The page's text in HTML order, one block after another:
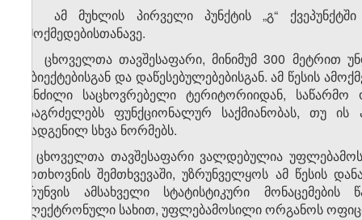
3. ამ მუხლის პირველი პუნქტის „გ“
ამოქმედებისთანავე.
4. ცხოველთა თავშესაფარი, მინიმუმ 300 მეტრით
ობიექტებისგან და დაწესებულებებისგან. ამ წესის
მანძილი საცხოვრებელი ტერიტორიიდან, საწარმო
გააგრძელებს ფუნქციონალურ საქმიანობას, თუ
დადგენილ სხვა ნორმებს.
5. ცხოველთა თავშესაფარი ვალდებულია
მოთხოვნის შემთხვევაში, უზრუნველყოს ამ
ბრუნვის ამსახველი სტატისტიკური
ელექტრონული სახით, უფლებამოსილი ორგანოს